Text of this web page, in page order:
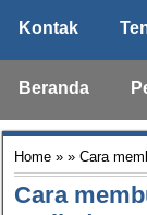
Kontak
Beranda
Home » » Cara
Cara